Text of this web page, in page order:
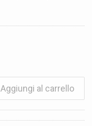
Aggiungi al carrello